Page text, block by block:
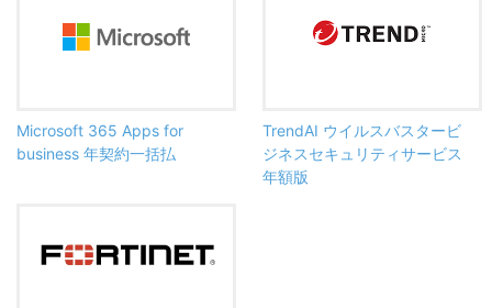
Microsoft 365 Apps for
business 年契約一括払
TrendAI ウイルスバスタービ
ジネスセキュリティサービス
年額版